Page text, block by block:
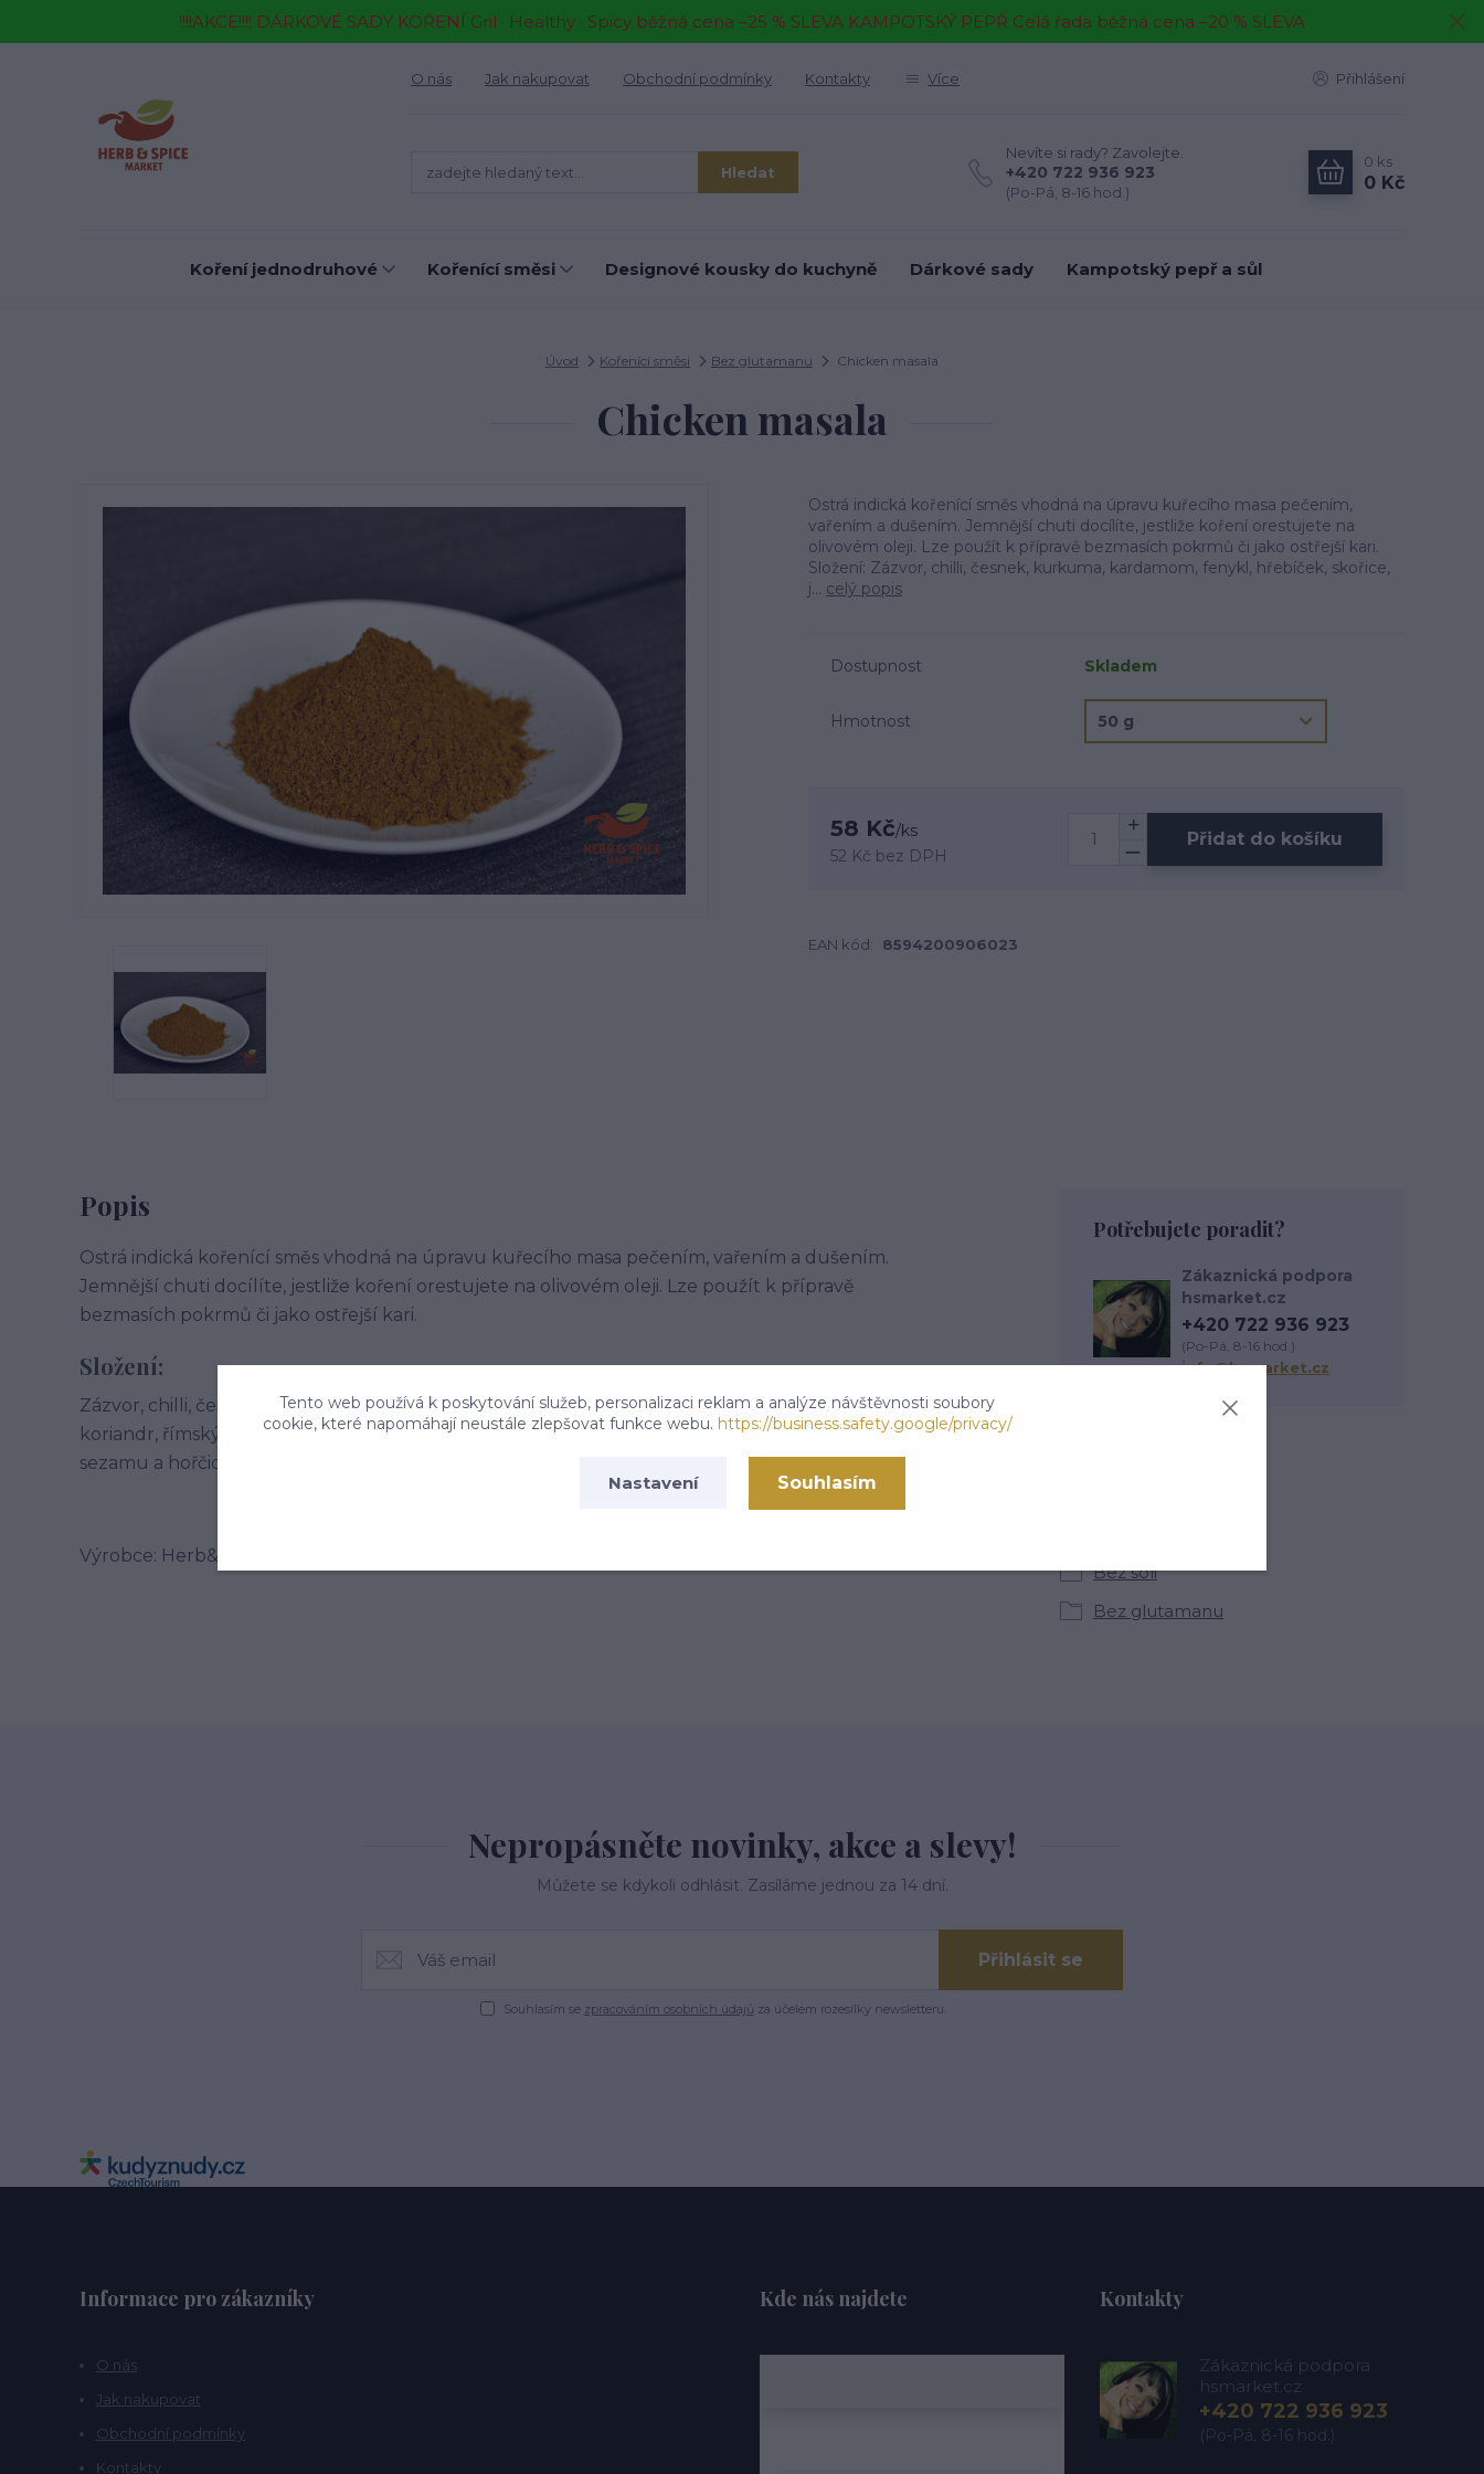
!!!!AKCE!!!! DÁRKOVÉ SADY KOŘENÍ Gril · Healthy · Spicy běžná cena –25 % SLEVA KAMPOTSKÝ PEPŘ Celá řada běžná cena –20 % SLEVA
O nás Jak nakupovat Obchodní podmínky Kontakty Více Přihlášení
Hledat
Nevíte si rady? Zavolejte.
+420 722 936 923
(Po-Pá, 8-16 hod.)
0 ks
0 Kč
Koření jednodruhové Kořenící směsi Designové kousky do kuchyně Dárkové sady Kampotský pepř a sůl
Úvod Kořenící směsi Bez glutamanu Chicken masala
Chicken masala
Ostrá indická kořenící směs vhodná na úpravu kuřecího masa pečením,
vařením a dušením. Jemnější chuti docílíte, jestliže koření orestujete na
olivovém oleji. Lze použít k přípravě bezmasích pokrmů či jako ostřejší kari.
Složení: Zázvor, chilli, česnek, kurkuma, kardamom, fenykl, hřebíček, skořice,
j... celý popis
Dostupnost Skladem
Hmotnost
58 Kč/ks
52 Kč bez DPH
Přidat do košíku
EAN kód: 8594200906023
Popis
Ostrá indická kořenící směs vhodná na úpravu kuřecího masa pečením, vařením a dušením.
Jemnější chuti docílíte, jestliže koření orestujete na olivovém oleji. Lze použít k přípravě
bezmasích pokrmů či jako ostřejší kari.
Složení:
Zázvor, chilli, česnek, kurkuma, kardamom, fenykl, hřebíček, skořice, jedlá sůl, bobkový list, pepř,
koriandr, římský kmín, muškátový květ, ořech, fenugreek, mango. Může obsahovat stopy celeru,
sezamu a hořčice.
Výrobce: Herb&Spice market s.r.o. , Jablonského tř.113,Kardašova Řečice, 37821
Bez soli
Bez glutamanu
Potřebujete poradit?
Zákaznická podpora
hsmarket.cz
+420 722 936 923
(Po-Pá, 8-16 hod.)
info@hsmarket.cz
Nepropásněte novinky, akce a slevy!
Můžete se kdykoli odhlásit. Zasíláme jednou za 14 dní.
Přihlásit se
Souhlasím se zpracováním osobních údajů za účelem rozesílky newsletteru.
Informace pro zákazníky
O nás
Jak nakupovat
Obchodní podmínky
Kontakty
Kde nás najdete Kontakty
Zákaznická podpora
hsmarket.cz
+420 722 936 923
(Po-Pá, 8-16 hod.)
Tento web používá k poskytování služeb, personalizaci reklam a analýze návštěvnosti soubory
cookie, které napomáhají neustále zlepšovat funkce webu. https://business.safety.google/privacy/
Nastavení Souhlasím